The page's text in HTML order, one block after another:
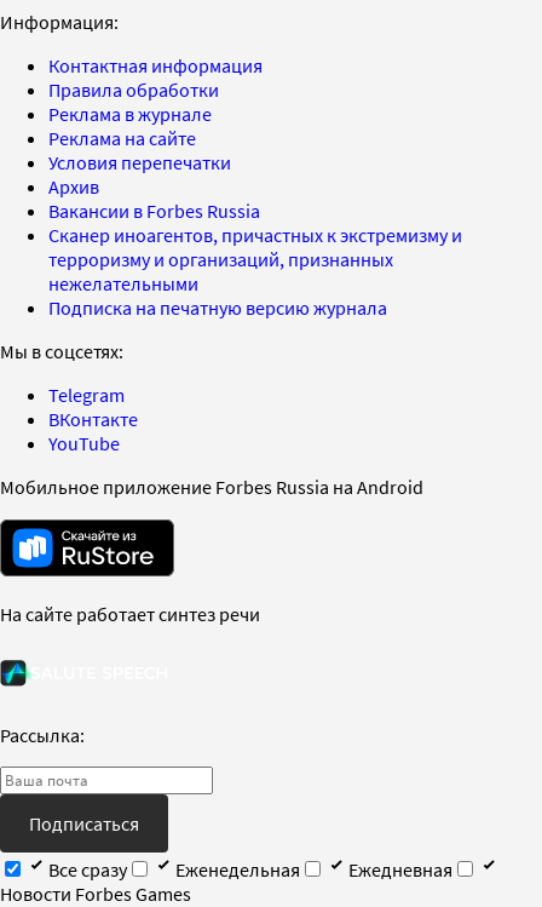
Информация:
Контактная информация
Правила обработки
Реклама в журнале
Реклама на сайте
Условия перепечатки
Архив
Вакансии в Forbes Russia
Сканер иноагентов, причастных к экстремизму и
терроризму и организаций, признанных
нежелательными
Подписка на печатную версию журнала
Мы в соцсетях:
Telegram
ВКонтакте
YouTube
Мобильное приложение Forbes Russia на Android
На сайте работает синтез речи
Рассылка:
Подписаться
Все сразу
Еженедельная
Ежедневная
Новости Forbes Games